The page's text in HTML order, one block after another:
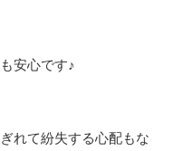
安心です♪
れて紛失する心配もな